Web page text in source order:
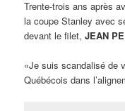
Trente-trois ans après
la coupe Stanley avec
devant le filet,JEAN
«Je suis scandalisé de
Québécois dans